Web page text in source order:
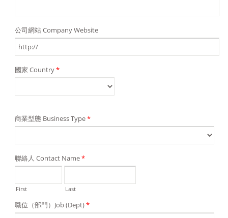
公司網站 Company Website
國家 Country*
商業型態 Business Type*
聯絡人 Contact Name*
First Last
職位（部門）Job (Dept)*